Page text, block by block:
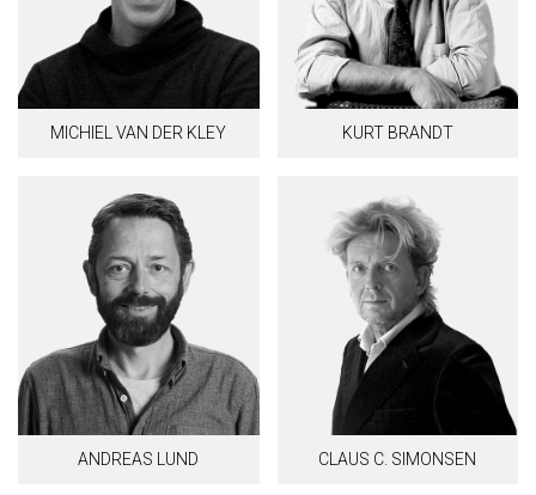
MICHIEL VAN DER KLEY KURT BRANDT
ANDREAS LUND CLAUS C. SIMONSEN